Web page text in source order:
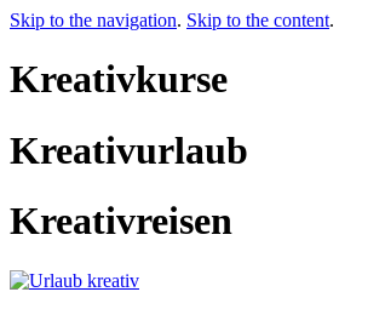
Skip to the navigation. Skip to the content.
Kreativkurse
Kreativurlaub
Kreativreisen